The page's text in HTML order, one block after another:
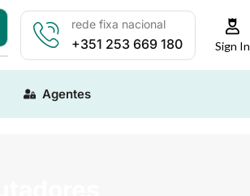
rede fixa nacional
+351 253 669 180 Sign In
Agentes